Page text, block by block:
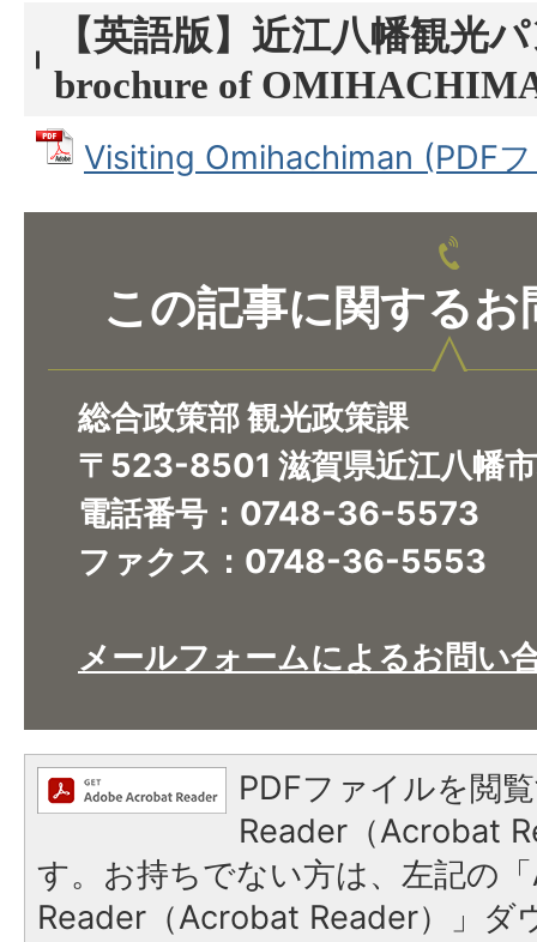
【英語版】近江八幡観光
brochure of
Visiting Omihachiman (PDF
この記事に関するお
総合政策部 観光政策課
〒523-8501 滋賀県近江八幡
電話番号：0748-36-5573
ファクス：0748-36-5553
メールフォームによるお問い
PDFファイルを閲
Reader（Acrobat
す。お持ちでない方は、左記の
Reader（Acrobat Reader）」ダ